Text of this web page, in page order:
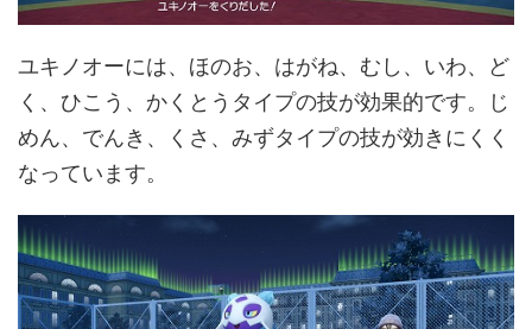
ユキノオーには、ほのお、はがね、むし、いわ、ど
く、ひこう、かくとうタイプの技が効果的です。じ
めん、でんき、くさ、みずタイプの技が効きにくく
なっています。